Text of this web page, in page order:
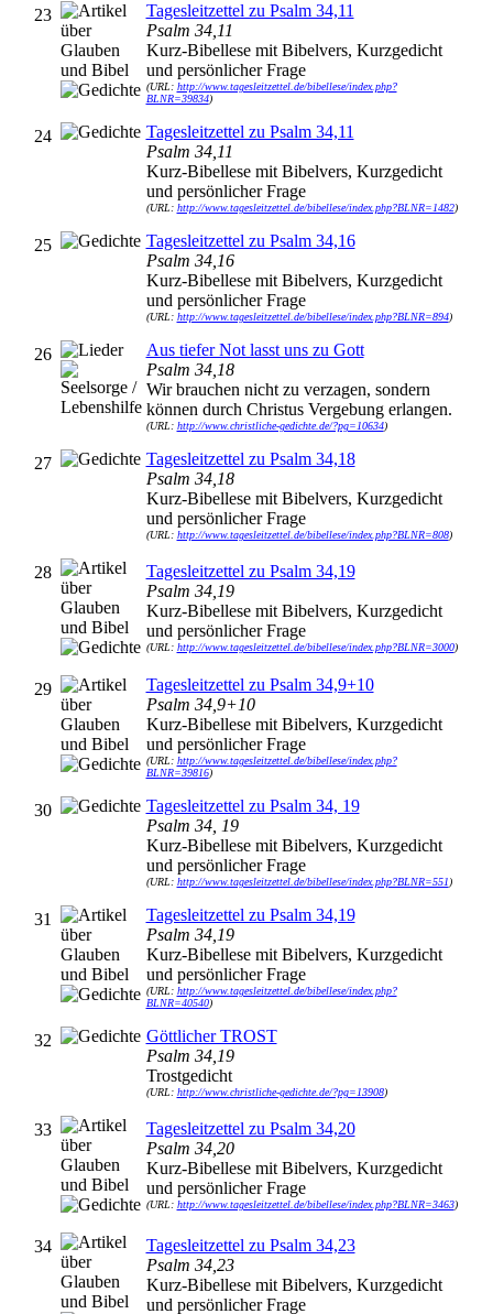
23
Tagesleitzettel zu Psalm 34,11
Psalm 34,11
Kurz-Bibellese mit Bibelvers, Kurzgedicht
und persönlicher Frage
(URL: http://www.tagesleitzettel.de/bibellese/index.php?
BLNR=39834)
24
Tagesleitzettel zu Psalm 34,11
Psalm 34,11
Kurz-Bibellese mit Bibelvers, Kurzgedicht
und persönlicher Frage
(URL: http://www.tagesleitzettel.de/bibellese/index.php?BLNR=1482)
25
Tagesleitzettel zu Psalm 34,16
Psalm 34,16
Kurz-Bibellese mit Bibelvers, Kurzgedicht
und persönlicher Frage
(URL: http://www.tagesleitzettel.de/bibellese/index.php?BLNR=894)
26
Aus tiefer Not lasst uns zu Gott
Psalm 34,18
Wir brauchen nicht zu verzagen, sondern
können durch Christus Vergebung erlangen.
(URL: http://www.christliche-gedichte.de/?pg=10634)
27
Tagesleitzettel zu Psalm 34,18
Psalm 34,18
Kurz-Bibellese mit Bibelvers, Kurzgedicht
und persönlicher Frage
(URL: http://www.tagesleitzettel.de/bibellese/index.php?BLNR=808)
28
Tagesleitzettel zu Psalm 34,19
Psalm 34,19
Kurz-Bibellese mit Bibelvers, Kurzgedicht
und persönlicher Frage
(URL: http://www.tagesleitzettel.de/bibellese/index.php?BLNR=3000)
29
Tagesleitzettel zu Psalm 34,9+10
Psalm 34,9+10
Kurz-Bibellese mit Bibelvers, Kurzgedicht
und persönlicher Frage
(URL: http://www.tagesleitzettel.de/bibellese/index.php?
BLNR=39816)
30
Tagesleitzettel zu Psalm 34, 19
Psalm 34, 19
Kurz-Bibellese mit Bibelvers, Kurzgedicht
und persönlicher Frage
(URL: http://www.tagesleitzettel.de/bibellese/index.php?BLNR=551)
31
Tagesleitzettel zu Psalm 34,19
Psalm 34,19
Kurz-Bibellese mit Bibelvers, Kurzgedicht
und persönlicher Frage
(URL: http://www.tagesleitzettel.de/bibellese/index.php?
BLNR=40540)
32
Göttlicher TROST
Psalm 34,19
Trostgedicht
(URL: http://www.christliche-gedichte.de/?pg=13908)
33
Tagesleitzettel zu Psalm 34,20
Psalm 34,20
Kurz-Bibellese mit Bibelvers, Kurzgedicht
und persönlicher Frage
(URL: http://www.tagesleitzettel.de/bibellese/index.php?BLNR=3463)
34
Tagesleitzettel zu Psalm 34,23
Psalm 34,23
Kurz-Bibellese mit Bibelvers, Kurzgedicht
und persönlicher Frage